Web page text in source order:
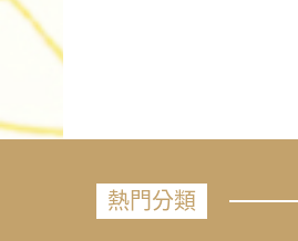
熱門分類